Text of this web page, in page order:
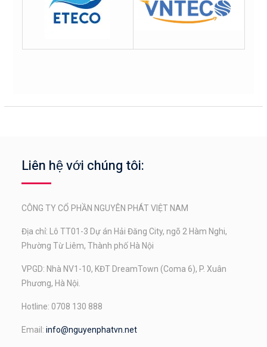
Liên hệ với chúng tôi:
CÔNG TY CỔ PHẦN NGUYÊN PHÁT VIỆT NAM
Địa chỉ: Lô TT01-3 Dự án Hải Đăng City, ngõ 2 Hàm Nghi,
Phường Từ Liêm, Thành phố Hà Nội
VPGD: Nhà NV1-10, KĐT DreamTown (Coma 6), P. Xuân
Phương, Hà Nội.
Hotline: 0708 130 888
Email: info@nguyenphatvn.net